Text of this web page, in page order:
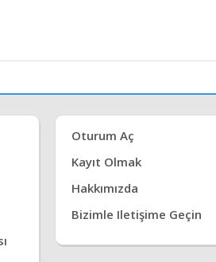
Oturum Aç
Kayıt Olmak
Hakkımızda
Bizimle Iletişime Geçin